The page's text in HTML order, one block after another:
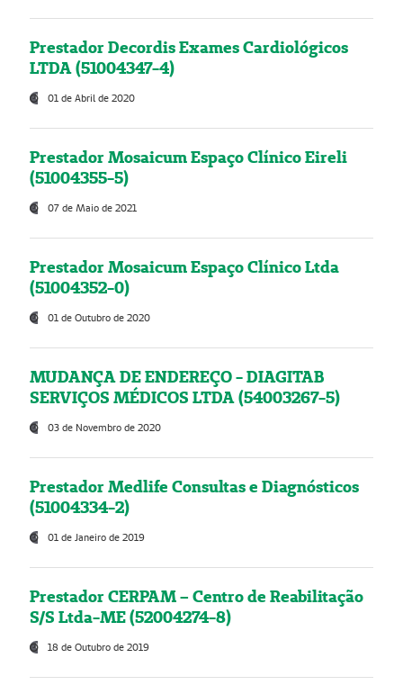
Prestador Decordis Exames Cardiológicos
LTDA (51004347-4)
01 de Abril de 2020
Prestador Mosaicum Espaço Clínico Eireli
(51004355-5)
07 de Maio de 2021
Prestador Mosaicum Espaço Clínico Ltda
(51004352-0)
01 de Outubro de 2020
MUDANÇA DE ENDEREÇO - DIAGITAB
SERVIÇOS MÉDICOS LTDA (54003267-5)
03 de Novembro de 2020
Prestador Medlife Consultas e Diagnósticos
(51004334-2)
01 de Janeiro de 2019
Prestador CERPAM – Centro de Reabilitação
S/S Ltda-ME (52004274-8)
18 de Outubro de 2019